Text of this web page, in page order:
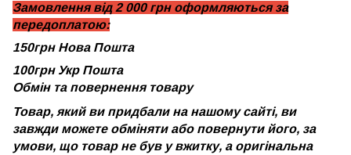
Замовлення від 2 000 грн оформляються за
передоплатою:
150грн Нова Пошта
100грн Укр Пошта
Обмін та повернення товару
Товар, який ви придбали на нашому сайті, ви
завжди можете обміняти або повернути його, за
умови, що товар не був у вжитку, а оригінальна